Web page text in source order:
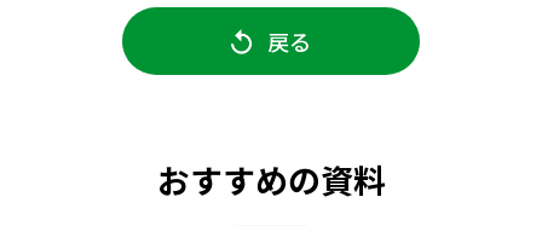
戻る
おすすめの資料